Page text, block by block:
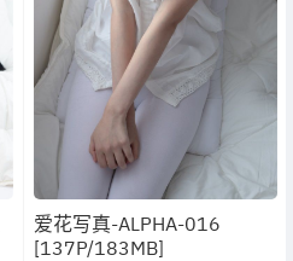
爱花写真-ALPHA-016
[137P/183MB]